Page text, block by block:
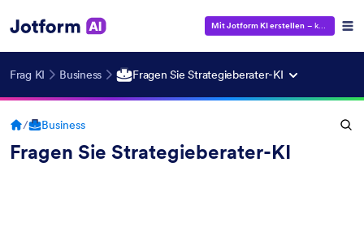
Mit Jotform KI erstellen – kostenlos!
Frag KI Business Fragen Sie Strategieberater-KI
/ Business
Fragen Sie Strategieberater-KI